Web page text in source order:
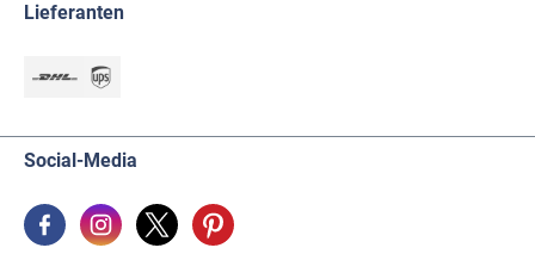
Lieferanten
Social-Media